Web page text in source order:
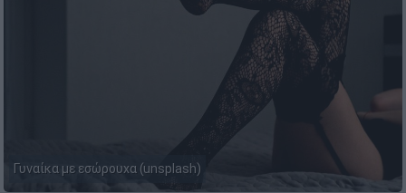
Γυναίκα με εσώρουχα (unsplash)